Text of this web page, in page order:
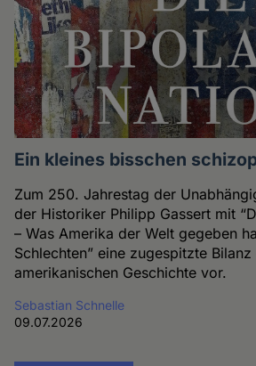
Ein kleines bisschen
Zum 250. Jahrestag der
der Historiker Philipp Gassert mit
– Was Amerika der Welt gegeben
Schlechten” eine zugespitzte Bilanz
amerikanischen Geschichte vor.
Sebastian Schnelle
09.07.2026